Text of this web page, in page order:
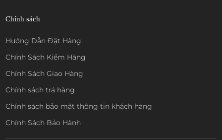
Chính sách
Hướng Dẫn Đặt Hàng
Chính Sách Kiểm Hàng
Chính Sách Giao Hàng
Chính sách trả hàng
Chính sách bảo mật thông tin khách hàng
Chính Sách Bảo Hành